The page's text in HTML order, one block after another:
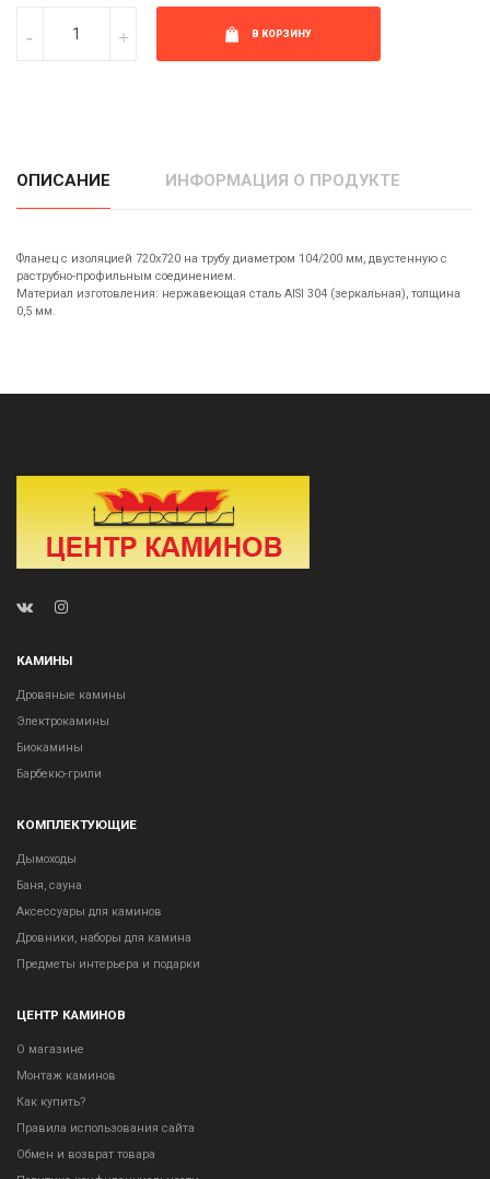
В КОРЗИНУ
ОПИСАНИЕ ИНФОРМАЦИЯ О ПРОДУКТЕ
Фланец с изоляцией 720х720 на трубу диаметром 104/200 мм, двустенную с
раструбно-профильным соединением.
Материал изготовления: нержавеющая сталь AISI 304 (зеркальная), толщина
0,5 мм.
КАМИНЫ
Дровяные камины
Электрокамины
Биокамины
Барбекю-грили
КОМПЛЕКТУЮЩИЕ
Дымоходы
Баня, сауна
Аксессуары для каминов
Дровники, наборы для камина
Предметы интерьера и подарки
ЦЕНТР КАМИНОВ
О магазине
Монтаж каминов
Как купить?
Правила использования сайта
Обмен и возврат товара